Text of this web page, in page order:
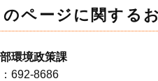
のページに関する
環境政策課
692-8686